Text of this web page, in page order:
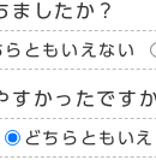
ましたか？
らともいえない
すかったです
どちらともい